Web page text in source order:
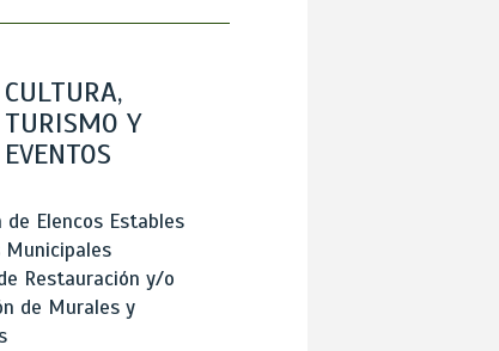
CULTURA,
TURISMO Y
EVENTOS
de Elencos Estables
Restauración y/o
de Murales y